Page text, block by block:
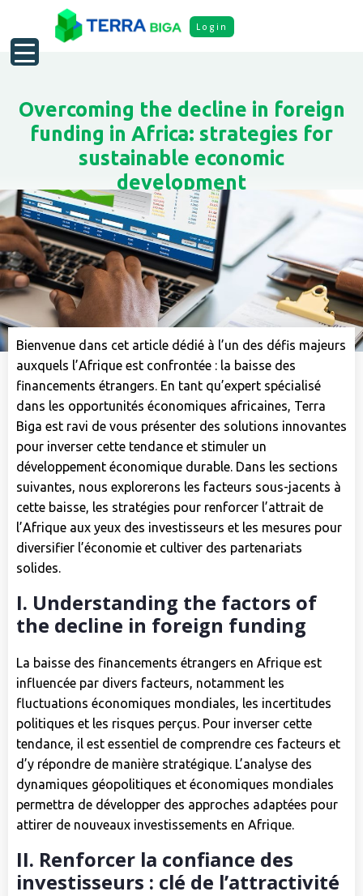
Login
Overcoming the decline in foreign
funding in Africa: strategies for
sustainable economic
development
Bienvenue dans cet article dédié à l’un des défis majeurs
auxquels l’Afrique est confrontée : la baisse des
financements étrangers. En tant qu’expert spécialisé
dans les opportunités économiques africaines, Terra
Biga est ravi de vous présenter des solutions innovantes
pour inverser cette tendance et stimuler un
développement économique durable. Dans les sections
suivantes, nous explorerons les facteurs sous-jacents à
cette baisse, les stratégies pour renforcer l’attrait de
l’Afrique aux yeux des investisseurs et les mesures pour
diversifier l’économie et cultiver des partenariats
solides.
I. Understanding the factors of
the decline in foreign funding
La baisse des financements étrangers en Afrique est
influencée par divers facteurs, notamment les
fluctuations économiques mondiales, les incertitudes
politiques et les risques perçus. Pour inverser cette
tendance, il est essentiel de comprendre ces facteurs et
d’y répondre de manière stratégique. L’analyse des
dynamiques géopolitiques et économiques mondiales
permettra de développer des approches adaptées pour
attirer de nouveaux investissements en Afrique.
II. Renforcer la confiance des
investisseurs : clé de l’attractivité